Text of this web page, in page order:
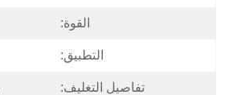
القوة:
التطبيق:
تفاصيل التغليف: